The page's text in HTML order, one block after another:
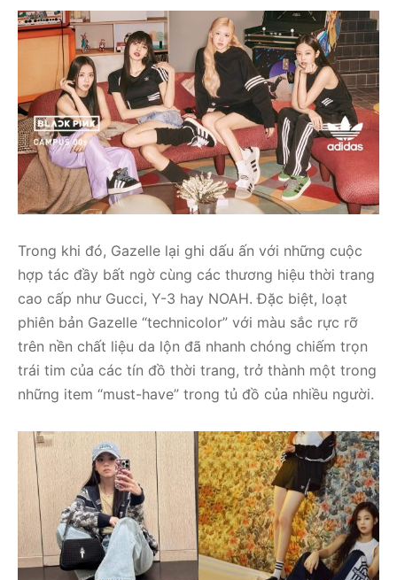
Trong khi đó, Gazelle lại ghi dấu ấn với những cuộc
hợp tác đầy bất ngờ cùng các thương hiệu thời trang
cao cấp như Gucci, Y-3 hay NOAH. Đặc biệt, loạt
phiên bản Gazelle “technicolor” với màu sắc rực rỡ
trên nền chất liệu da lộn đã nhanh chóng chiếm trọn
trái tim của các tín đồ thời trang, trở thành một trong
những item “must-have” trong tủ đồ của nhiều người.